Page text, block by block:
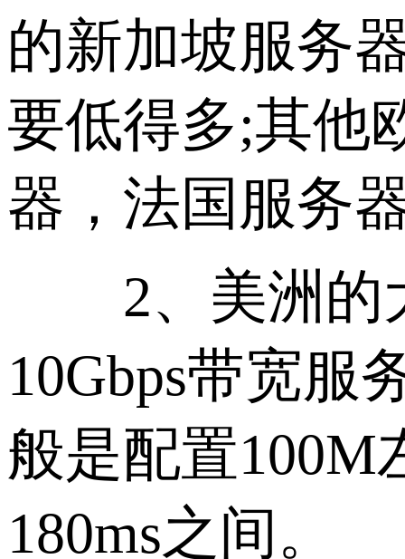
的新加坡服务
要低得多;其他
器，法国服务
2、美洲的大
10Gbps带宽服
般是配置100M
180ms之间。